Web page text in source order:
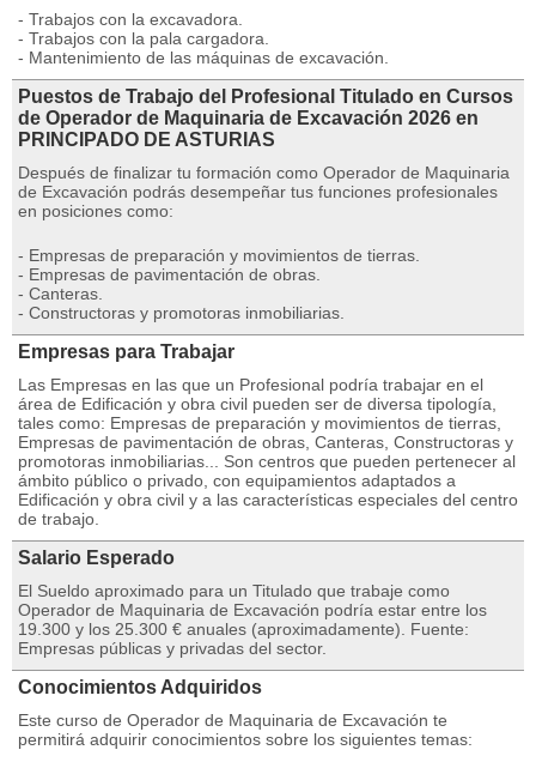
- Trabajos con la excavadora.
- Trabajos con la pala cargadora.
- Mantenimiento de las máquinas de excavación.
Puestos de Trabajo del Profesional Titulado en Cursos
de Operador de Maquinaria de Excavación 2026 en
PRINCIPADO DE ASTURIAS
Después de finalizar tu formación como Operador de Maquinaria
de Excavación podrás desempeñar tus funciones profesionales
en posiciones como:
- Empresas de preparación y movimientos de tierras.
- Empresas de pavimentación de obras.
- Canteras.
- Constructoras y promotoras inmobiliarias.
Empresas para Trabajar
Las Empresas en las que un Profesional podría trabajar en el
área de Edificación y obra civil pueden ser de diversa tipología,
tales como: Empresas de preparación y movimientos de tierras,
Empresas de pavimentación de obras, Canteras, Constructoras y
promotoras inmobiliarias... Son centros que pueden pertenecer al
ámbito público o privado, con equipamientos adaptados a
Edificación y obra civil y a las características especiales del centro
de trabajo.
Salario Esperado
El Sueldo aproximado para un Titulado que trabaje como
Operador de Maquinaria de Excavación podría estar entre los
19.300 y los 25.300 € anuales (aproximadamente). Fuente:
Empresas públicas y privadas del sector.
Conocimientos Adquiridos
Este curso de Operador de Maquinaria de Excavación te
permitirá adquirir conocimientos sobre los siguientes temas: